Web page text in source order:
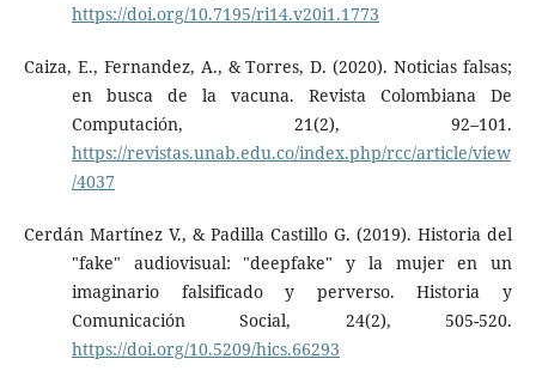
https://doi.org/10.7195/ri14.v20i1.1773
Caiza, E., Fernandez, A., & Torres, D. (2020). Noticias falsas;
en busca de la vacuna. Revista Colombiana De
Computación, 21(2), 92–101.
https://revistas.unab.edu.co/index.php/rcc/article/view
/4037
Cerdán Martínez V., & Padilla Castillo G. (2019). Historia del
"fake" audiovisual: "deepfake" y la mujer en un
imaginario falsificado y perverso. Historia y
Comunicación Social, 24(2), 505-520.
https://doi.org/10.5209/hics.66293